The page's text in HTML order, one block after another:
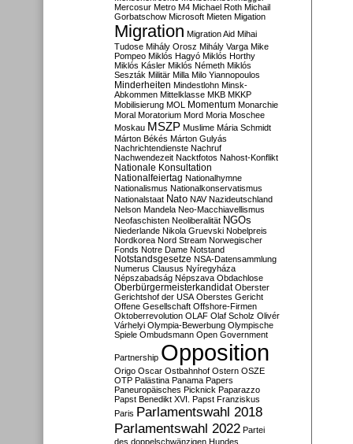
Mercosur Metro M4 Michael Roth Michail
Gorbatschow Microsoft Mieten Migation
Migration Migration Aid Mihai
Tudose Mihály Orosz Mihály Varga Mike
Pompeo Miklós Hagyó Miklós Horthy
Miklós Kásler Miklós Németh Miklós
Seszták Militär Milla Milo Yiannopoulos
Minderheiten Mindestlohn Minsk-
Abkommen Mittelklasse MKB MKKP
Mobilisierung MOL Momentum Monarchie
Moral Moratorium Mord Moria Moschee
Moskau MSZP Muslime Mária Schmidt
Márton Békés Márton Gulyás
Nachrichtendienste Nachruf
Nachwendezeit Nacktfotos Nahost-Konflikt
Nationale Konsultation
Nationalfeiertag Nationalhymne
Nationalismus Nationalkonservatismus
Nationalstaat Nato NAV Nazideutschland
Nelson Mandela Neo-Macchiavellismus
Neofaschisten Neoliberalität NGOs
Niederlande Nikola Gruevski Nobelpreis
Nordkorea Nord Stream Norwegischer
Fonds Notre Dame Notstand
Notstandsgesetze NSA-Datensammlung
Numerus Clausus Nyíregyháza
Népszabadság Népszava Obdachlose
Oberbürgermeisterkandidat Oberster
Gerichtshof der USA Oberstes Gericht
Offene Gesellschaft Offshore-Firmen
Oktoberrevolution OLAF Olaf Scholz Olivér
Várhelyi Olympia-Bewerbung Olympische
Spiele Ombudsmann Open Government
Partnership Opposition
Origo Oscar Ostbahnhof Ostern OSZE
OTP Palästina Panama Papers
Paneuropäisches Picknick Paparazzo
Papst Benedikt XVI. Papst Franziskus
Paris Parlamentswahl 2018
Parlamentswahl 2022 Partei
des doppelschwänzigen Hundes